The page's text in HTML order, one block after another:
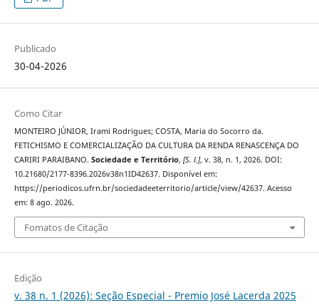
Publicado
30-04-2026
Como Citar
MONTEIRO JÚNIOR, Irami Rodrigues; COSTA, Maria do Socorro da.
FETICHISMO E COMERCIALIZAÇÃO DA CULTURA DA RENDA RENASCENÇA DO
CARIRI PARAIBANO. Sociedade e Território, [S. l.], v. 38, n. 1, 2026. DOI:
10.21680/2177-8396.2026v38n1ID42637. Disponível em:
https://periodicos.ufrn.br/sociedadeeterritorio/article/view/42637. Acesso
em: 8 ago. 2026.
Fomatos de Citação
Edição
v. 38 n. 1 (2026): Seção Especial - Premio José Lacerda 2025